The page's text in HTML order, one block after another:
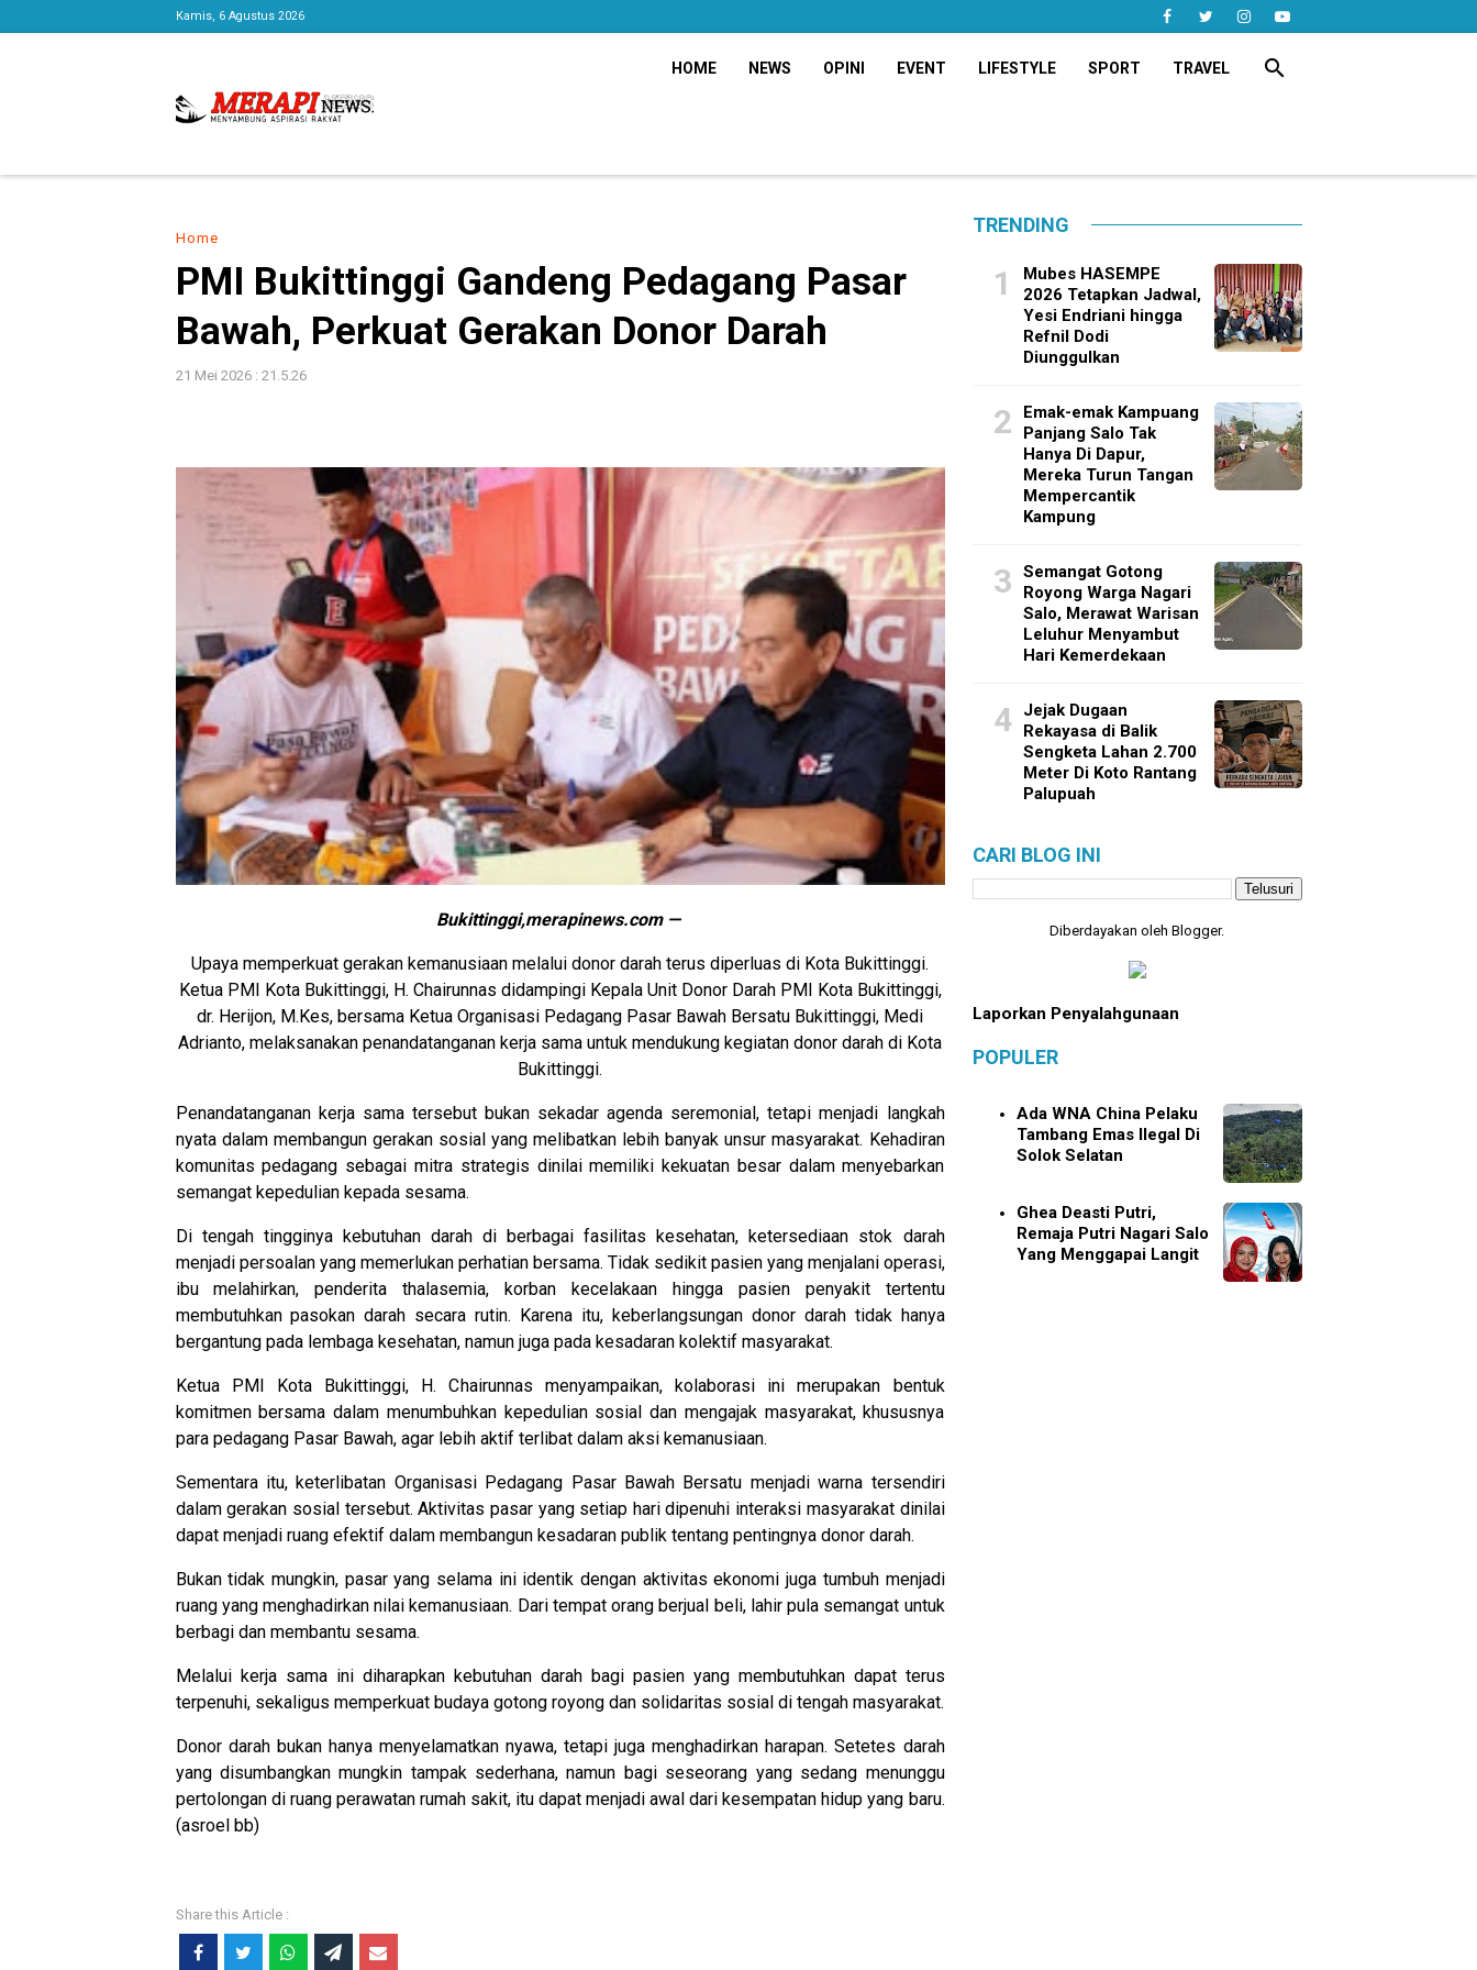
Kamis, 6 Agustus 2026
HOME NEWS OPINI EVENT LIFESTYLE SPORT TRAVEL search
Home
PMI Bukittinggi Gandeng Pedagang Pasar
Bawah, Perkuat Gerakan Donor Darah
21 Mei 2026 : 21.5.26
Bukittinggi,merapinews.com —
Upaya memperkuat gerakan kemanusiaan melalui donor darah terus diperluas di Kota Bukittinggi.
Ketua PMI Kota Bukittinggi, H. Chairunnas didampingi Kepala Unit Donor Darah PMI Kota Bukittinggi,
dr. Herijon, M.Kes, bersama Ketua Organisasi Pedagang Pasar Bawah Bersatu Bukittinggi, Medi
Adrianto, melaksanakan penandatanganan kerja sama untuk mendukung kegiatan donor darah di Kota
Bukittinggi.
Penandatanganan kerja sama tersebut bukan sekadar agenda seremonial, tetapi menjadi langkah
nyata dalam membangun gerakan sosial yang melibatkan lebih banyak unsur masyarakat. Kehadiran
komunitas pedagang sebagai mitra strategis dinilai memiliki kekuatan besar dalam menyebarkan
semangat kepedulian kepada sesama.
Di tengah tingginya kebutuhan darah di berbagai fasilitas kesehatan, ketersediaan stok darah
menjadi persoalan yang memerlukan perhatian bersama. Tidak sedikit pasien yang menjalani operasi,
ibu melahirkan, penderita thalasemia, korban kecelakaan hingga pasien penyakit tertentu
membutuhkan pasokan darah secara rutin. Karena itu, keberlangsungan donor darah tidak hanya
bergantung pada lembaga kesehatan, namun juga pada kesadaran kolektif masyarakat.
Ketua PMI Kota Bukittinggi, H. Chairunnas menyampaikan, kolaborasi ini merupakan bentuk
komitmen bersama dalam menumbuhkan kepedulian sosial dan mengajak masyarakat, khususnya
para pedagang Pasar Bawah, agar lebih aktif terlibat dalam aksi kemanusiaan.
Sementara itu, keterlibatan Organisasi Pedagang Pasar Bawah Bersatu menjadi warna tersendiri
dalam gerakan sosial tersebut. Aktivitas pasar yang setiap hari dipenuhi interaksi masyarakat dinilai
dapat menjadi ruang efektif dalam membangun kesadaran publik tentang pentingnya donor darah.
Bukan tidak mungkin, pasar yang selama ini identik dengan aktivitas ekonomi juga tumbuh menjadi
ruang yang menghadirkan nilai kemanusiaan. Dari tempat orang berjual beli, lahir pula semangat untuk
berbagi dan membantu sesama.
Melalui kerja sama ini diharapkan kebutuhan darah bagi pasien yang membutuhkan dapat terus
terpenuhi, sekaligus memperkuat budaya gotong royong dan solidaritas sosial di tengah masyarakat.
Donor darah bukan hanya menyelamatkan nyawa, tetapi juga menghadirkan harapan. Setetes darah
yang disumbangkan mungkin tampak sederhana, namun bagi seseorang yang sedang menunggu
pertolongan di ruang perawatan rumah sakit, itu dapat menjadi awal dari kesempatan hidup yang baru.
(asroel bb)
TRENDING
Mubes HASEMPE
2026 Tetapkan Jadwal,
Yesi Endriani hingga
Refnil Dodi
Diunggulkan
Emak-emak Kampuang
Panjang Salo Tak
Hanya Di Dapur,
Mereka Turun Tangan
Mempercantik
Kampung
Semangat Gotong
Royong Warga Nagari
Salo, Merawat Warisan
Leluhur Menyambut
Hari Kemerdekaan
Jejak Dugaan
Rekayasa di Balik
Sengketa Lahan 2.700
Meter Di Koto Rantang
Palupuah
CARI BLOG INI
Diberdayakan oleh Blogger.
Laporkan Penyalahgunaan
POPULER
Ada WNA China Pelaku
Tambang Emas Ilegal Di
Solok Selatan
Ghea Deasti Putri,
Remaja Putri Nagari Salo
Yang Menggapai Langit